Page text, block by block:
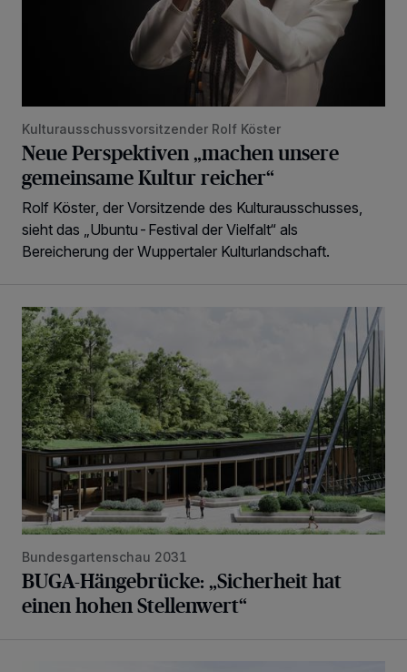
Kulturausschussvorsitzender Rolf Köster
Neue Perspektiven „machen unsere
gemeinsame Kultur reicher“
Rolf Köster, der Vorsitzende des Kulturausschusses,
sieht das „Ubuntu-Festival der Vielfalt“ als
Bereicherung der Wuppertaler Kulturlandschaft.
BUGA-Hängebrücke: „Sicherheit hat einen hohen
Bundesgartenschau 2031
BUGA-Hängebrücke: „Sicherheit hat
einen hohen Stellenwert“